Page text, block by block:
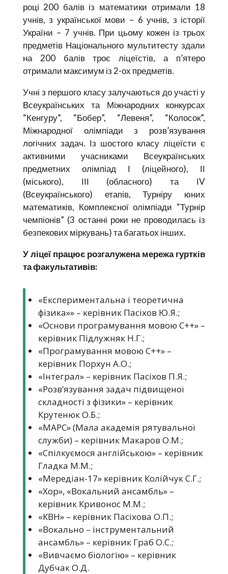
році 200 балів із математики отримали 18
учнів, з української мови – 6 учнів, з історії
України – 7 учнів. При цьому кожен із трьох
предметів Національного мультитесту здали
на 200 балів троє ліцеїстів, а п’ятеро
отримали максимум із 2-ох предметів.
Учні з першого класу залучаються до участі у
Всеукраїнських та Міжнародних конкурсах
“Кенгуру”, “Бобер”, “Левеня”, “Колосок”,
Міжнародної олімпіади з розв’язування
логічних задач. Із шостого класу ліцеїсти є
активними учасниками Всеукраїнських
предметних олімпіад І (ліцейного), ІІ
(міського), ІІІ (обласного) та ІV
(Всеукраїнського) етапів, Турніру юних
математиків, Комплексної олімпіади “Турнір
чемпіонів” (3 останні роки не проводилась із
безпекових міркувань) та багатьох інших.
У ліцеї працює розгалужена мережа гуртків
та факультативів:
«Експериментальна і теоретична
фізика»» – керівник Пасіхов Ю.Я.;
«Основи програмування мовою С++» –
керівник Підлужняк Н.Г.;
«Програмування мовою С++» –
керівник Порхун А.О.;
«Інтеграл» – керівник Пасіхов П.Я.;
«Розв’язування задач підвищеної
складності з фізики» – керівник
Крутенюк О.Б.;
«МАРС» (Мала академія рятувальної
служби) – керівник Макаров О.М.;
«Спілкуємося англійською» – керівник
Гладка М.М.;
«Мередіан-17» керівник Колійчук С.Г.;
«Хор», «Вокальний ансамбль» –
керівник Кривонос М.М.;
«КВН» – керівник Пасіхова О.П.;
«Вокально – інструментальний
ансамбль» – керівник Граб О.С.;
«Вивчаємо біологію» – керівник
Дубчак О.Д.